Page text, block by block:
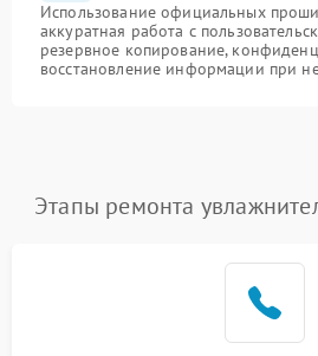
Использование официальных
аккуратная работа с
резервное копирование,
восстановление информации при
Этапы ремонта